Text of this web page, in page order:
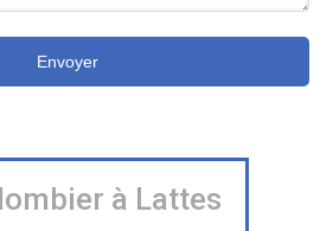
Envoyer
à Lattes